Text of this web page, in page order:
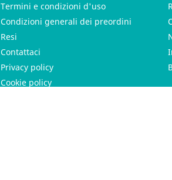
Termini e condizioni d'uso
Condizioni generali dei preordini
Resi
Contattaci
Privacy policy
Cookie policy